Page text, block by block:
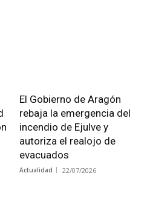
El Gobierno de Aragón
rebaja la emergencia del
incendio de Ejulve y
autoriza el realojo de
evacuados
Actualidad 22/07/2026